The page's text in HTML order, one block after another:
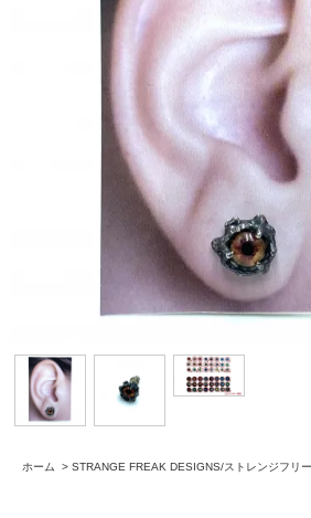
ホーム > STRANGE FREAK DESIGNS/ストレンジフリ